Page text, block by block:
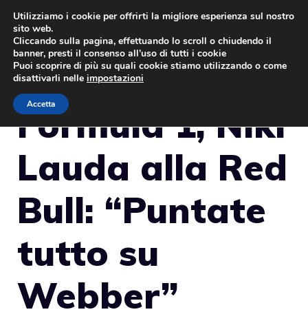
Vai
contenuto
Formula 1, Niki
Lauda alla Red
Bull: “Puntate
tutto su
Webber”
Utilizziamo i cookie per offrirti la migliore esperienza sul nostro
sito web.
Cliccando sulla pagina, effettuando lo scroll o chiudendo il
banner, presti il consenso all’uso di tutti i cookie
Puoi scoprire di più su quali cookie stiamo utilizzando o come
disattivarli nelle impostazioni
Accetta